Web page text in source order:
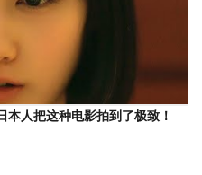
本人把这种电影拍到了极致！